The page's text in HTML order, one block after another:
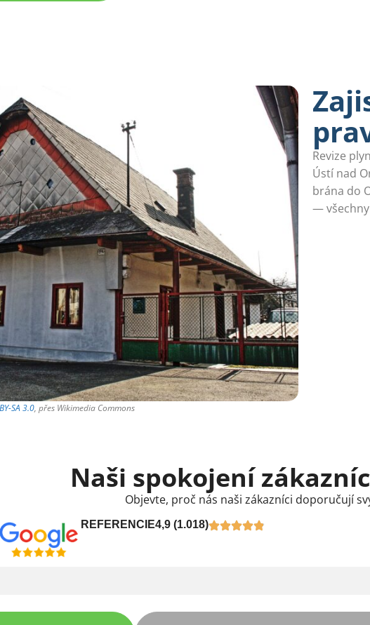
SA 3.0, přes Wikimedia Commons
Revize
Ústí nad
brána do
—
Naši spokojení
Objevte, proč nás naši zákazníci doporučují
REFERENCIE4,9 (1.018)